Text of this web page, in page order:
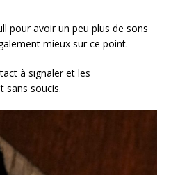
pour avoir un peu plus de sons
mieux sur ce point.
à signaler et les
sans soucis.